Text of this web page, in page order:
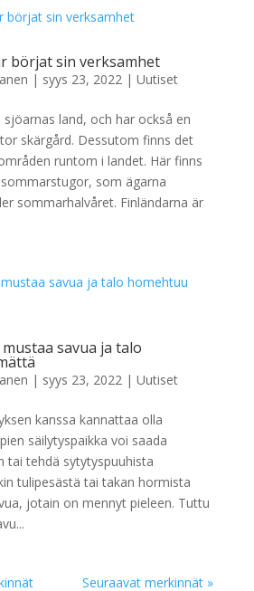
börjat sin verksamhet
| syys 23, 2022| Uutiset
sjöarnas land, och har också en
skärgård. Dessutom finns det
runtom i landet. Här finns
som ägarna
sommarhalvåret. Finländarna är
savua ja talo
| syys 23, 2022| Uutiset
kanssa kannattaa olla
säilytyspaikka voi saada
tai tehdä sytytyspuuhista
tulipesästä tai takan hormista
jotain on mennyt pieleen. Tuttu
Seuraavat merkinnät »